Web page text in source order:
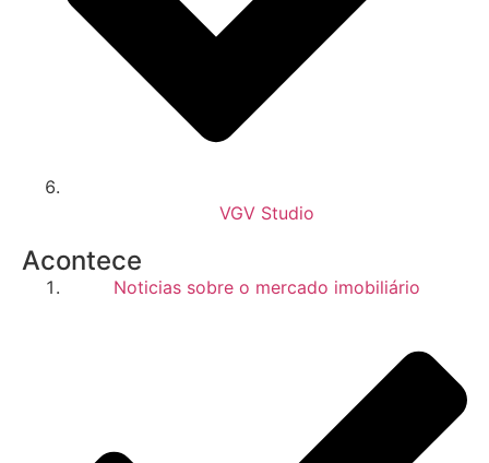
VGV Studio
Acontece
Noticias sobre o mercado imobiliário